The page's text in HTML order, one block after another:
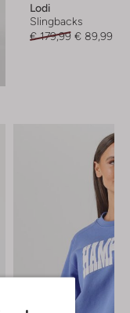
Lodi
Slingbacks
€ 179,99 € 89,99